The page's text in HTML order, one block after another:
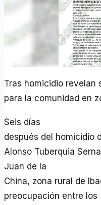
Tras homicidio revelan
para la comunidad en
Seis días
después del homicidio
Alonso Tuberquia
Juan de la
China, zona rural de
preocupación entre los